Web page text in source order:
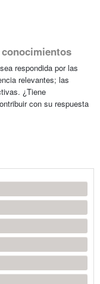
respondida por las
relevantes; las
¿Tiene
con su respuesta